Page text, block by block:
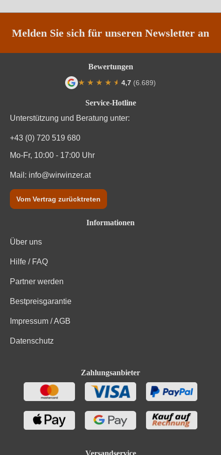
Qualität
Rebsorte Sangiovese
Weinart
Melden Sie sich für unseren Newsletter an
Service-Hotline
Unterstützung und Beratung unter:
+43 (0) 720 519 680
Mo-Fr, 10:00 - 17:00 Uhr
Mail: info@wirwinzer.at
Vom Vertrag zurücktreten
Informationen
Über uns
Hilfe / FAQ
Partner werden
Bestpreisgarantie
Impressum / AGB
Datenschutz
Zahlungsanbieter
Versandservice
Bewertungen
★ ★ ★ ★ ★
★ 4,7 (6.689)